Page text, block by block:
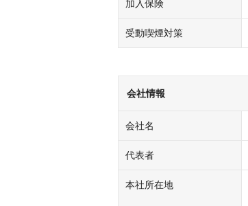
加入保険
受動喫煙対策
会社情報
会社名
代表者
本社所在地